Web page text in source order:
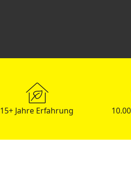
15+ Jahre Erfahrung